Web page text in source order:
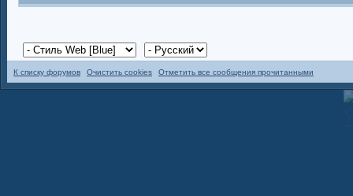
К списку форумов Очистить cookies Отметить все сообщения прочитанными